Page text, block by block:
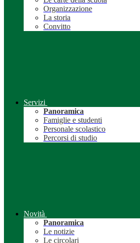
Organizzazione
La storia
Convitto
Servizi
Panoramica
Famiglie e studenti
Personale scolastico
Percorsi di studio
Novità
Panoramica
Le notizie
Le circolari